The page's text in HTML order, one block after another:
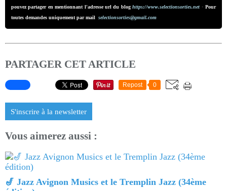
pouvez partager en mentionnant l'adresse url du bloghttps://www.selectionsorties.net • Pour
toutes demandes uniquement par mail selectionsorties@gmail.com
PARTAGER CET ARTICLE
Repost 0
S'inscrire à la newsletter
Vous aimerez aussi :
🎷 Jazz Avignon Musics et le Tremplin Jazz (34ème